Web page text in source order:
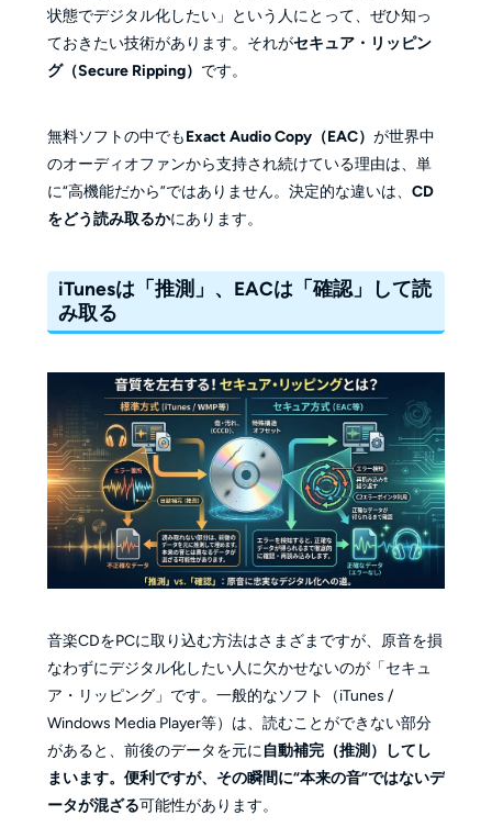
状態でデジタル化したい」という人にとって、ぜひ知っ
ておきたい技術があります。それがセキュア・リッピン
グ（Secure Ripping） です。
無料ソフトの中でもExact Audio Copy（EAC） が世界中
のオーディオファンから支持され続けている理由は、単
に“高機能だから”ではありません。決定的な違いは、 CD
をどう読み取るかにあります。
iTunesは「推測」、EACは「確認」して読
み取る
音楽CDをPCに取り込む方法はさまざまですが、原音を損
なわずにデジタル化したい人に欠かせないのが「セキュ
ア・リッピング」です。一般的なソフト（iTunes /
Windows Media Player等）は、読むことができない部分
があると、前後のデータを元に自動補完（推測）
してし
まいます。便利ですが、その瞬間に“本来の音”ではないデ
ータが混ざる可能性があります。